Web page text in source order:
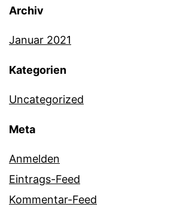
Archiv
Januar 2021
Kategorien
Uncategorized
Meta
Anmelden
Eintrags-Feed
Kommentar-Feed